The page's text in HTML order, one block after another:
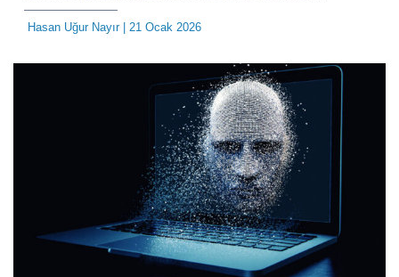
Hasan Uğur Nayır| 21 Ocak 2026